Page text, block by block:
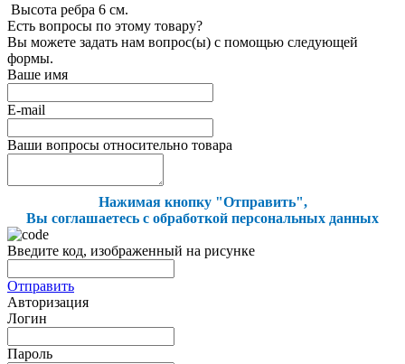
Высота ребра 6 см.
Есть вопросы по этому товару?
Вы можете задать нам вопрос(ы) с помощью следующей
формы.
Ваше имя
E-mail
Ваши вопросы относительно товара
Нажимая кнопку "Отправить",
Вы соглашаетесь с обработкой персональных данных
Введите код, изображенный на рисунке
Отправить
Авторизация
Логин
Пароль